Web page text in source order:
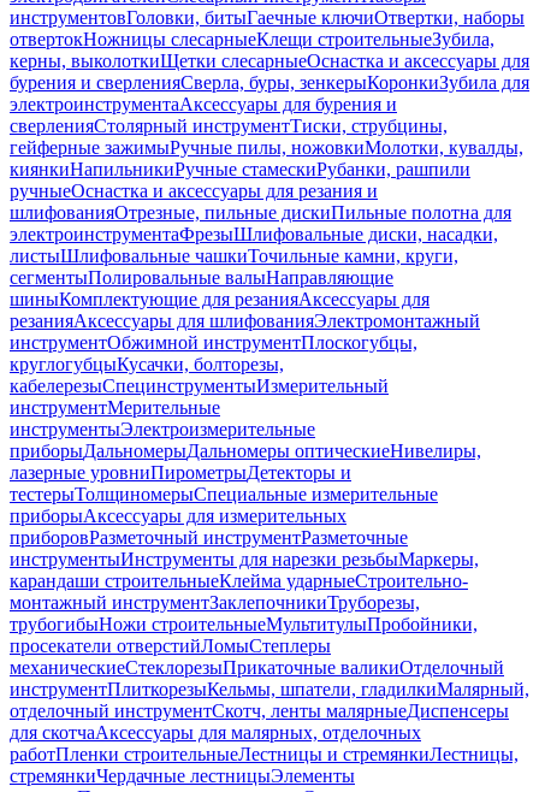
инструментовГоловки, битыГаечные ключиОтвертки, наборы
отвертокНожницы слесарныеКлещи строительныеЗубила,
керны, выколоткиЩетки слесарныеОснастка и аксессуары для
бурения и сверленияСверла, буры, зенкерыКоронкиЗубила для
электроинструментаАксессуары для бурения и
сверленияСтолярный инструментТиски, струбцины,
гейферные зажимыРучные пилы, ножовкиМолотки, кувалды,
киянкиНапильникиРучные стамескиРубанки, рашпили
ручныеОснастка и аксессуары для резания и
шлифованияОтрезные, пильные дискиПильные полотна для
электроинструментаФрезыШлифовальные диски, насадки,
листыШлифовальные чашкиТочильные камни, круги,
сегментыПолировальные валыНаправляющие
шиныКомплектующие для резанияАксессуары для
резанияАксессуары для шлифованияЭлектромонтажный
инструментОбжимной инструментПлоскогубцы,
круглогубцыКусачки, болторезы,
кабелерезыСпецинструментыИзмерительный
инструментМерительные
инструментыЭлектроизмерительные
приборыДальномерыДальномеры оптическиеНивелиры,
лазерные уровниПирометрыДетекторы и
тестерыТолщиномерыСпециальные измерительные
приборыАксессуары для измерительных
приборовРазметочный инструментРазметочные
инструментыИнструменты для нарезки резьбыМаркеры,
карандаши строительныеКлейма ударныеСтроительно-
монтажный инструментЗаклепочникиТруборезы,
трубогибыНожи строительныеМультитулыПробойники,
просекатели отверстийЛомыСтеплеры
механическиеСтеклорезыПрикаточные валикиОтделочный
инструментПлиткорезыКельмы, шпатели, гладилкиМалярный,
отделочный инструментСкотч, ленты малярныеДиспенсеры
для скотчаАксессуары для малярных, отделочных
работПленки строительныеЛестницы и стремянкиЛестницы,
стремянкиЧердачные лестницыЭлементы